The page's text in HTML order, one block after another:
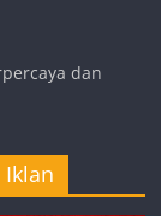
dan
Iklan